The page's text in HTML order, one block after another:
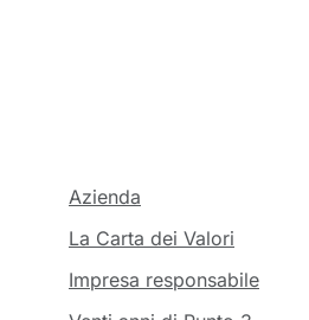
Azienda
La Carta dei Valori
Impresa responsabile